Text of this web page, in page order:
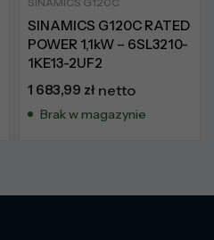
SINAMICS G120C RATED
POWER 1,1kW – 6SL3210-
1KE13-2UF2
1 683,99 zł netto
Brak w magazynie